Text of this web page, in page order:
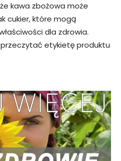
kawa zbożowa może
cukier, które mogą
dla zdrowia.
etykietę produktu